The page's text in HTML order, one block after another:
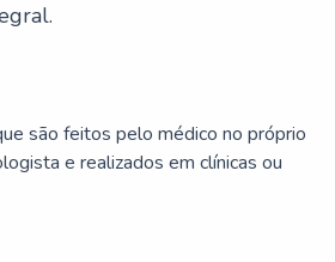
são feitos pelo médico no próprio
e realizados em clínicas ou